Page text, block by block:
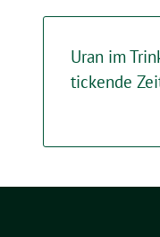
Uran im
tickende